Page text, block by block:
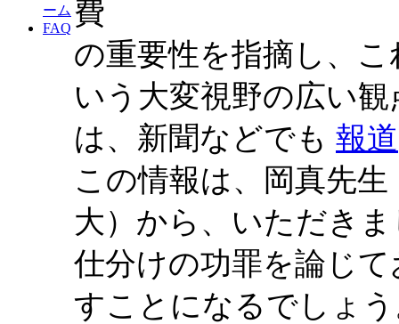
ーム
FAQ 費
の重要性を指摘し、
いう大変視野の広い
は、新聞などでも 報道
この情報は、岡真先
大）から、いただき
仕分けの功罪を論じ
すことになるでしょ